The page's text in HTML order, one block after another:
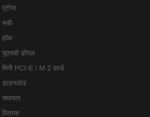
एंटीना
रूबी
हॉक
यूएसबी डोंगल
मिनी PCI-E / M.2 कार्ड
डाउनलोड
समाचार
वितरक